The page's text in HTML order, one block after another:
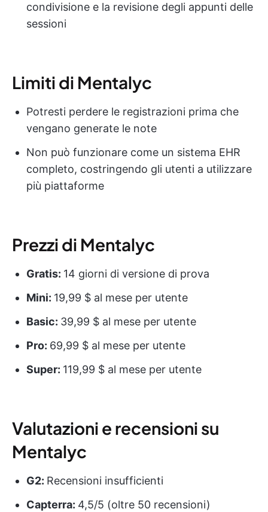
condivisione e la revisione degli appunti delle
sessioni
Limiti di Mentalyc
Potresti perdere le registrazioni prima che
vengano generate le note
Non può funzionare come un sistema EHR
completo, costringendo gli utenti a utilizzare
più piattaforme
Prezzi di Mentalyc
Gratis: 14 giorni di versione di prova
Mini: 19,99 $ al mese per utente
Basic: 39,99 $ al mese per utente
Pro: 69,99 $ al mese per utente
Super: 119,99 $ al mese per utente
Valutazioni e recensioni su
Mentalyc
G2: Recensioni insufficienti
Capterra: 4,5/5 (oltre 50 recensioni)